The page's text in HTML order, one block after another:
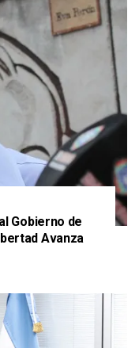
Gobierno de
Avanza